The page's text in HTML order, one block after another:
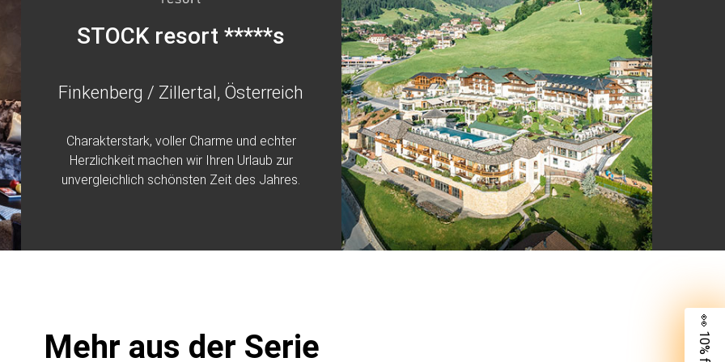
STOCK resort *****s
Finkenberg / Zillertal, Österreich
Charakterstark, voller Charme und echter
Herzlichkeit machen wir Ihren Urlaub zur
unvergleichlich schönsten Zeit des Jahres.
Mehr aus der Serie